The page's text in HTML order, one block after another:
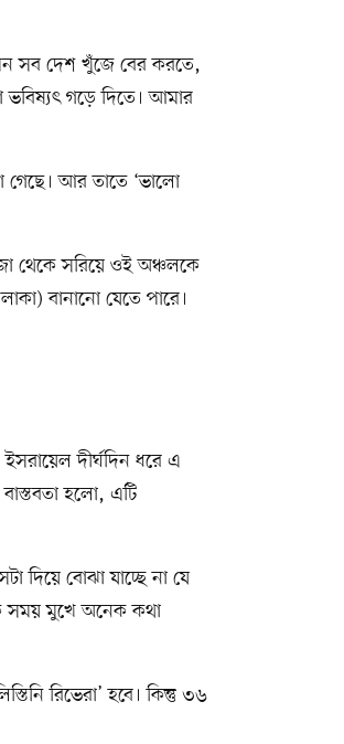
সব দেশ খুঁজে বের করতে,
গড়ে দিতে। আমার
গেছে। আর তাতে ‘ভালো
থেকে সরিয়ে ওই অঞ্চলকে
বানানো যেতে পারে।
দীর্ঘদিন ধরে এ
হলো, এটি
দিয়ে বোঝা যাচ্ছে না যে
সময় মুখে অনেক কথা
রিভেরা’ হবে। কিন্তু ৩৬